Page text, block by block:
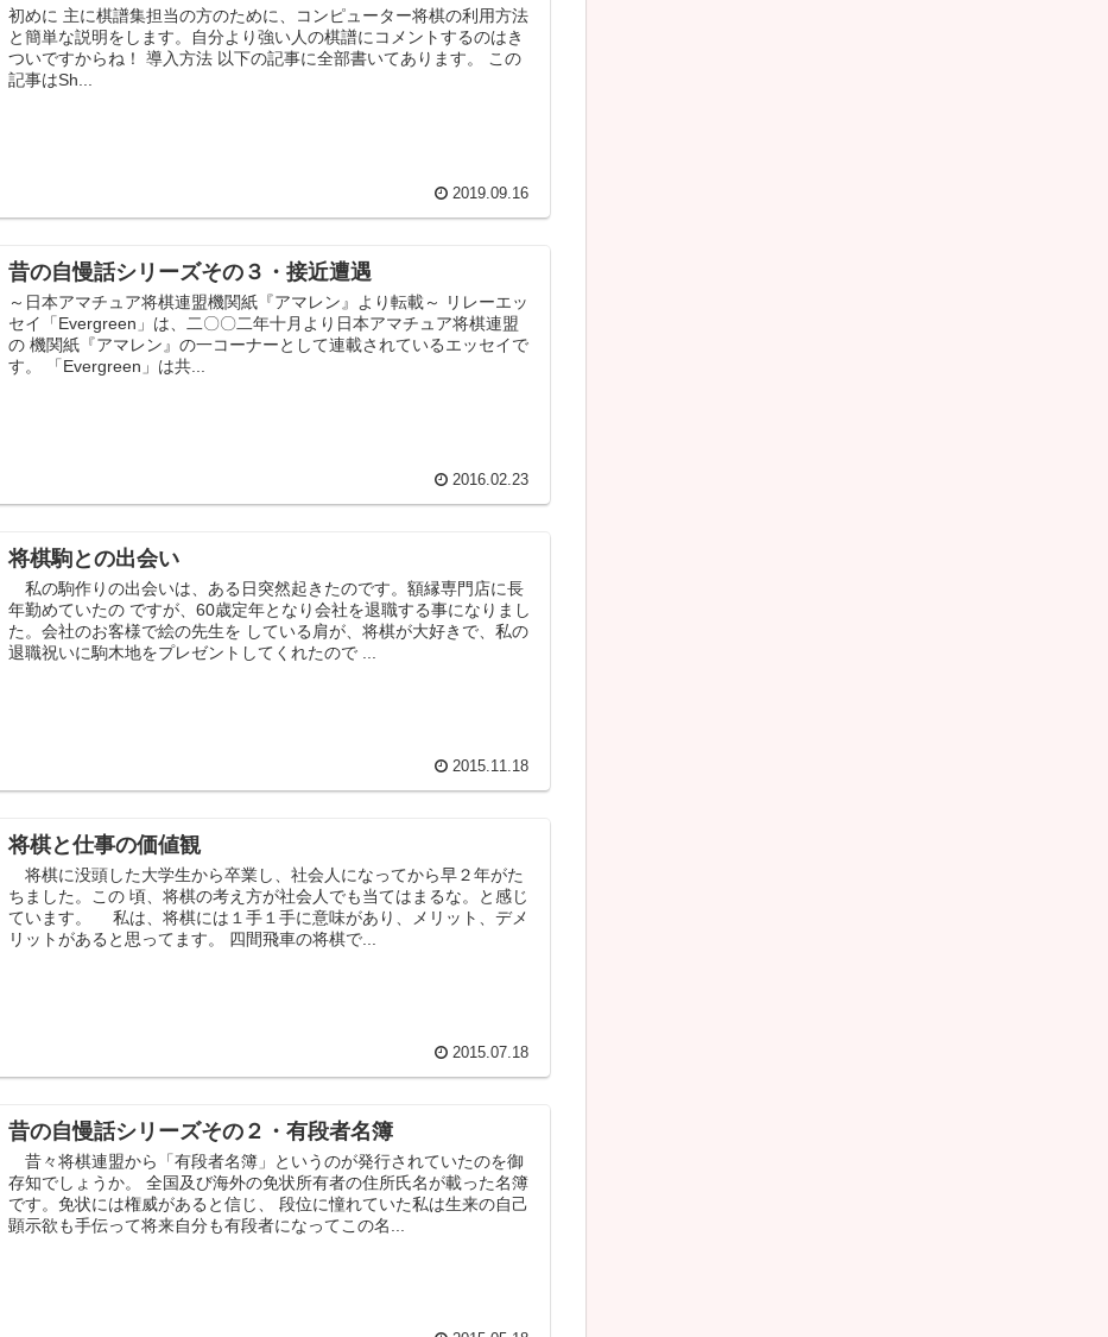
初めに 主に棋譜集担当の方のために、コンピューター将棋の利用方法
と簡単な説明をします。自分より強い人の棋譜にコメントするのはき
ついですからね！ 導入方法 以下の記事に全部書いてあります。 この
記事はSh...
2019.09.16
昔の自慢話シリーズその３・接近遭遇
～日本アマチュア将棋連盟機関紙『アマレン』より転載～ リレーエッ
セイ「Evergreen」は、二〇〇二年十月より日本アマチュア将棋連盟
の 機関紙『アマレン』の一コーナーとして連載されているエッセイで
す。 「Evergreen」は共...
2016.02.23
将棋駒との出会い
私の駒作りの出会いは、ある日突然起きたのです。額縁専門店に長
年勤めていたの ですが、60歳定年となり会社を退職する事になりまし
た。会社のお客様で絵の先生を している肩が、将棋が大好きで、私の
退職祝いに駒木地をプレゼントしてくれたので ...
2015.11.18
将棋と仕事の価値観
将棋に没頭した大学生から卒業し、社会人になってから早２年がた
ちました。この 頃、将棋の考え方が社会人でも当てはまるな。と感じ
ています。 私は、将棋には１手１手に意味があり、メリット、デメ
リットがあると思ってます。 四間飛車の将棋で...
2015.07.18
昔の自慢話シリーズその２・有段者名簿
昔々将棋連盟から「有段者名簿」というのが発行されていたのを御
存知でしょうか。 全国及び海外の免状所有者の住所氏名が載った名簿
です。免状には権威があると信じ、 段位に憧れていた私は生来の自己
顕示欲も手伝って将来自分も有段者になってこの名...